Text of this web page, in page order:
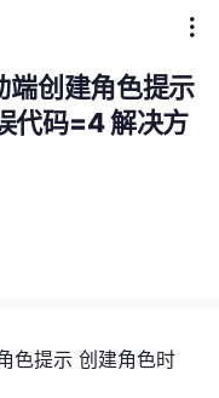
创建角色提示
代码=4 解决方
色提示 创建角色时